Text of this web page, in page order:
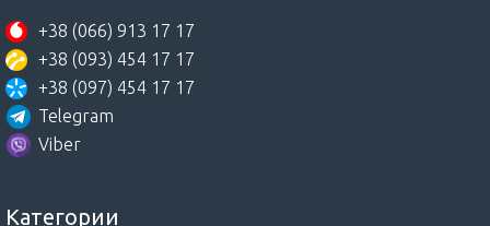
+38 (066) 913 17 17
+38 (093) 454 17 17
+38 (097) 454 17 17
Telegram
Viber
Категории